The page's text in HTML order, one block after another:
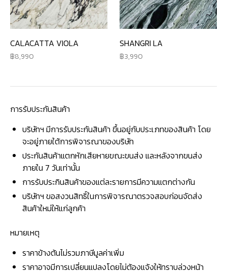
CALACATTA VIOLA
8,990
SHANGRI LA
3,990
การรับประกันสินค้า
บริษัทฯ มีการรับประกันสินค้า ขึ้นอยู่กับประเภทของสินค้า โดย
จะอยู่ภายใต้การพิจารณาของบริษัท
ประกันสินค้าแตกหักเสียหายขณะขนส่ง และหลังจากขนส่ง
ภายใน 7 วันเท่านั้น
การรับประกินสินค้าของแต่ละรายการมีความแตกต่างกัน
บริษัทฯ ขอสงวนสิทธิ์ในการพิจารณาตรวจสอบก่อนจัดส่ง
สินค้าใหม่ให้แก่ลูกค้า
หมายเหตุ
ราคาข้างต้นไม่รวมภาษีมูลค่าเพิ่ม
ราคาอาจมีการเปลี่ยนแปลงโดยไม่ต้องแจ้งให้ทราบล่วงหน้า